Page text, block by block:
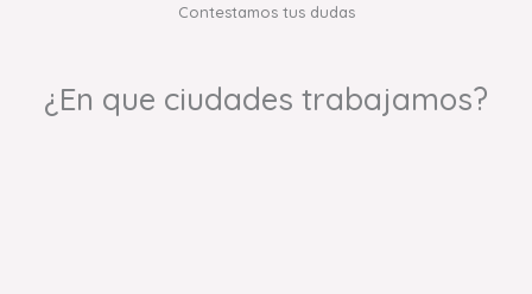
Contestamos tus dudas
¿En que ciudades trabajamos?